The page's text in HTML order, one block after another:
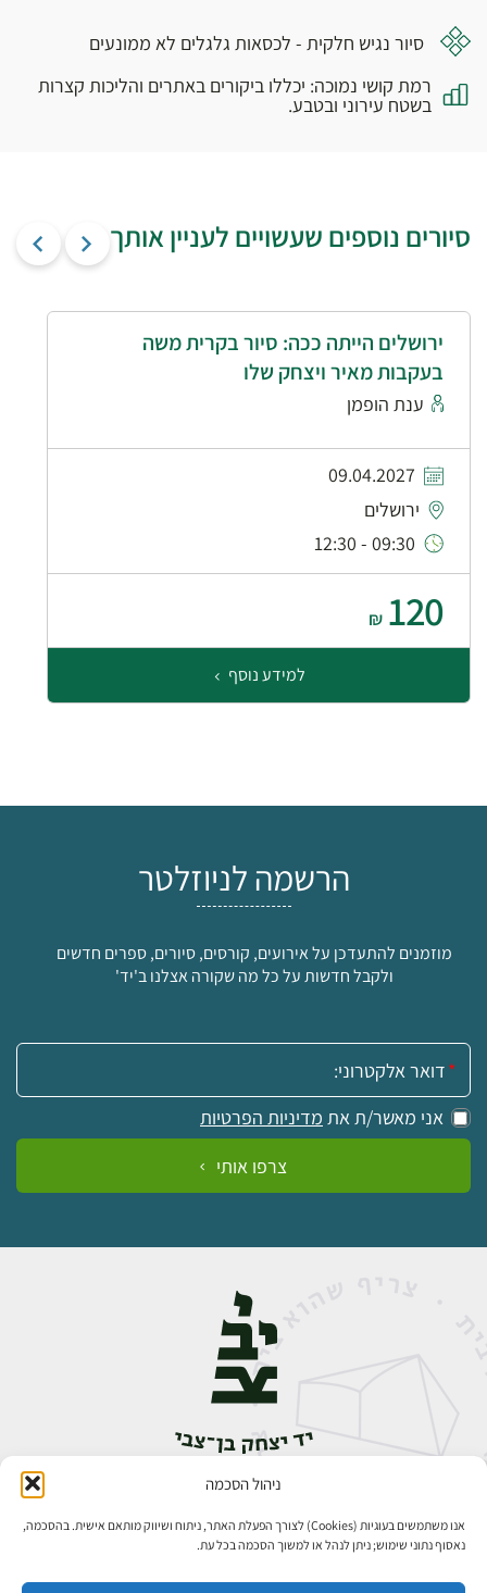
ניהול הסכמה
אנו משתמשים בעוגיות (Cookies) לצורך הפעלת האתר, ניתוח ושיווק מותאם אישית. בהסכמה,
נאסוף נתוני שימוש; ניתן לנהל או למשוך הסכמה בכל עת.
סיור נגיש חלקית - לכסאות גלגלים לא ממונעים
רמת קושי נמוכה: יכללו ביקורים באתרים והליכות קצרות
בשטח עירוני ובטבע.
סיורים נוספים שעשויים לעניין אותך
ירושלים הייתה ככה: סיור בקרית משה
בעקבות מאיר ויצחק שלו
ענת הופמן
09.04.2027
ירושלים
09:30 - 12:30
120
₪
למידע נוסף
הרשמה לניוזלטר
מוזמנים להתעדכן על אירועים, קורסים, סיורים, ספרים חדשים
ולקבל חדשות על כל מה שקורה אצלנו ב'יד'
אימייל:
אני מאשר/ת את מדיניות הפרטיות
צרפו אותי
אבן גבירול 14, רחביה, ירושלים